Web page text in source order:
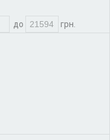
до
грн.